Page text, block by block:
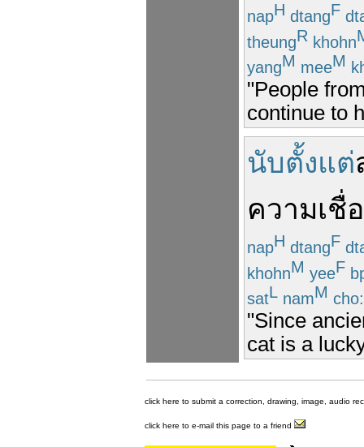
napH dtangF
theungR khohn
yangM meeM
"People
continue to
นับตั้งแต่
ความเชื่อ
napH dtangF
khohnM yeeF
satL namM
"Since
cat is a
click here to submit a correction, drawing, image, audio
click here to e-mail this page to a friend